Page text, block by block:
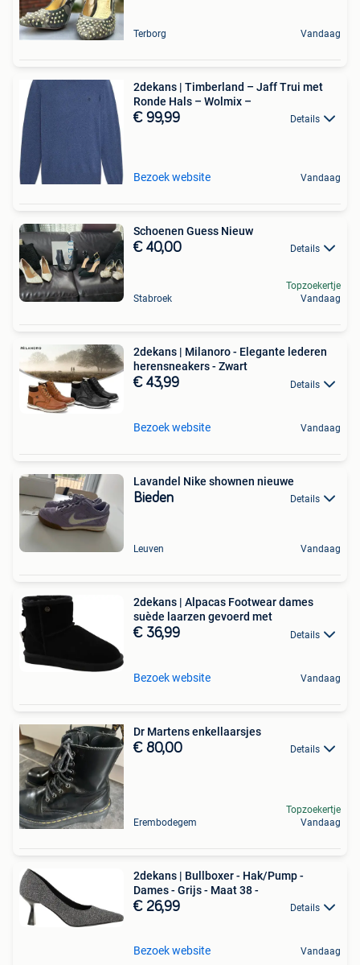
Terborg Vandaag
2dekans | Timberland – Jaff Trui met
Ronde Hals – Wolmix –
€ 99,99 Details
Bezoek website Vandaag
Schoenen Guess Nieuw
€ 40,00 Details
Stabroek
Topzoekertje
Vandaag
2dekans | Milanoro - Elegante lederen
herensneakers - Zwart
€ 43,99 Details
Bezoek website Vandaag
Lavandel Nike shownen nieuwe
Bieden Details
Leuven Vandaag
2dekans | Alpacas Footwear dames
suède laarzen gevoerd met
€ 36,99 Details
Bezoek website Vandaag
Dr Martens enkellaarsjes
€ 80,00 Details
Erembodegem
Topzoekertje
Vandaag
2dekans | Bullboxer - Hak/Pump -
Dames - Grijs - Maat 38 -
€ 26,99 Details
Bezoek website Vandaag